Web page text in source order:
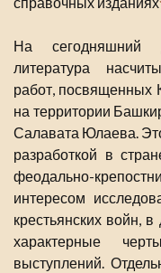
На сегодняшний
литература
работ, посвященных
на территории
Салавата Юлаева.
разработкой в
феодально-
интересом
крестьянских войн,
характерные
выступлений.